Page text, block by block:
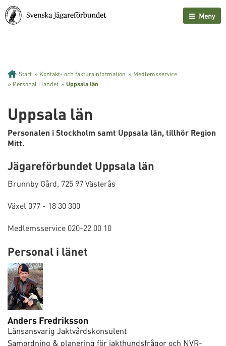
Meny
Start » Kontakt- och fakturainformation » Medlemsservice
» Personal i landet » Uppsala län
Uppsala län
Personalen i Stockholm samt Uppsala län, tillhör Region
Mitt.
Jägareförbundet Uppsala län
Brunnby Gård, 725 97 Västerås
Växel 077 - 18 30 300
Medlemsservice 020-22 00 10
Personal i länet
Anders Fredriksson
Länsansvarig Jaktvårdskonsulent
Samordning & planering för jakthundsfrågor och NVR-